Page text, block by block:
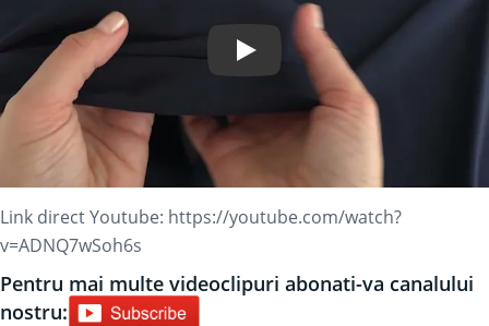
Play Video
Link direct Youtube: https://youtube.com/watch?
v=ADNQ7wSoh6s
Pentru mai multe videoclipuri abonati-va canalului
nostru: